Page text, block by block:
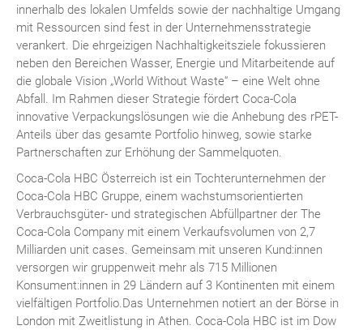
innerhalb des lokalen Umfelds sowie der nachhaltige Umgang
mit Ressourcen sind fest in der Unternehmensstrategie
verankert. Die ehrgeizigen Nachhaltigkeitsziele fokussieren
neben den Bereichen Wasser, Energie und Mitarbeitende auf
die globale Vision „World Without Waste“ – eine Welt ohne
Abfall. Im Rahmen dieser Strategie fördert Coca-Cola
innovative Verpackungslösungen wie die Anhebung des rPET-
Anteils über das gesamte Portfolio hinweg, sowie starke
Partnerschaften zur Erhöhung der Sammelquoten.
Coca-Cola HBC Österreich ist ein Tochterunternehmen der
Coca-Cola HBC Gruppe, einem wachstumsorientierten
Verbrauchsgüter- und strategischen Abfüllpartner der The
Coca-Cola Company mit einem Verkaufsvolumen von 2,7
Milliarden unit cases. Gemeinsam mit unseren Kund:innen
versorgen wir gruppenweit mehr als 715 Millionen
Konsument:innen in 29 Ländern auf 3 Kontinenten mit einem
vielfältigen Portfolio.Das Unternehmen notiert an der Börse in
London mit Zweitlistung in Athen. Coca-Cola HBC ist im Dow